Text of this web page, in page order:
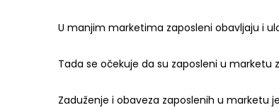
U manjim marketima zaposleni obavljaju i
Tada se očekuje da su zaposleni u
Zaduženje i obaveza zaposlenih u marketu